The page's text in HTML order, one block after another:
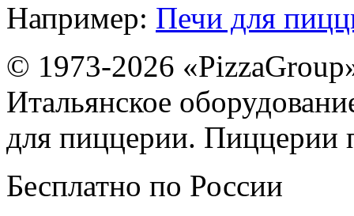
Например: Печи для
© 1973-2026
Итальянское
для пиццерии. Пиццерии
Бесплатно по России